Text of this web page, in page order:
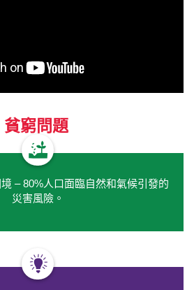
貧窮問題
– 80%人口面臨自然和氣候引發的
災害風險。